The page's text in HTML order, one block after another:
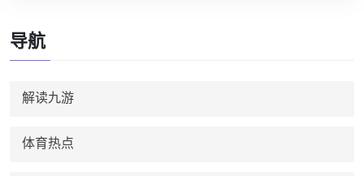
导航
解读九游
体育热点